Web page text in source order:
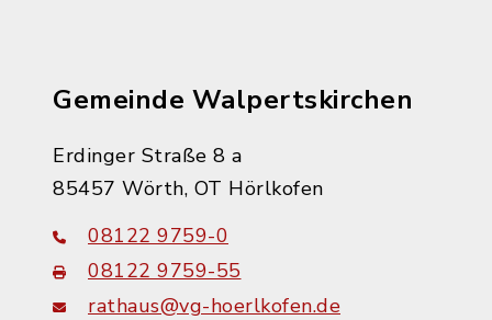
Gemeinde Walpertskirchen
Erdinger Straße 8 a
85457 Wörth, OT Hörlkofen
08122 9759-0
08122 9759-55
rathaus@vg-hoerlkofen.de